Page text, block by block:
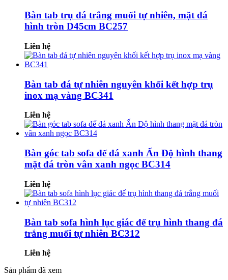
Bàn tab trụ đá trắng muối tự nhiên, mặt đá
hình tròn D45cm BC257
Liên hệ
Bàn tab đá tự nhiên nguyên khối kết hợp trụ
inox mạ vàng BC341
Liên hệ
Bàn góc tab sofa đế đá xanh Ấn Độ hình thang
mặt đá tròn vân xanh ngọc BC314
Liên hệ
Bàn tab sofa hình lục giác đế trụ hình thang đá
trắng muối tự nhiên BC312
Liên hệ
Sản phẩm đã xem